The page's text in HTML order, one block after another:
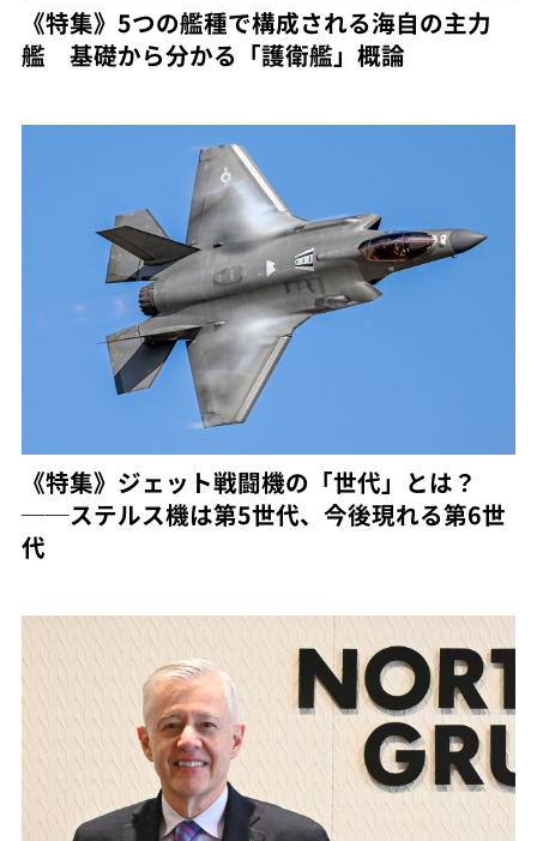
《特集》5つの艦種で構成される海自の主力
艦 基礎から分かる「護衛艦」概論
《特集》ジェット戦闘機の「世代」とは？
──ステルス機は第5世代、今後現れる第6世
代